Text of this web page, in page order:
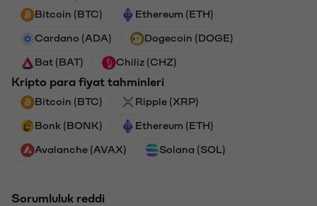
Bitcoin (BTC) Ethereum (ETH)
Cardano (ADA) Dogecoin (DOGE)
Bat (BAT) Chiliz (CHZ)
Kripto para fiyat tahminleri
Bitcoin (BTC) Ripple (XRP)
Bonk (BONK) Ethereum (ETH)
Avalanche (AVAX) Solana (SOL)
Sorumluluk reddi